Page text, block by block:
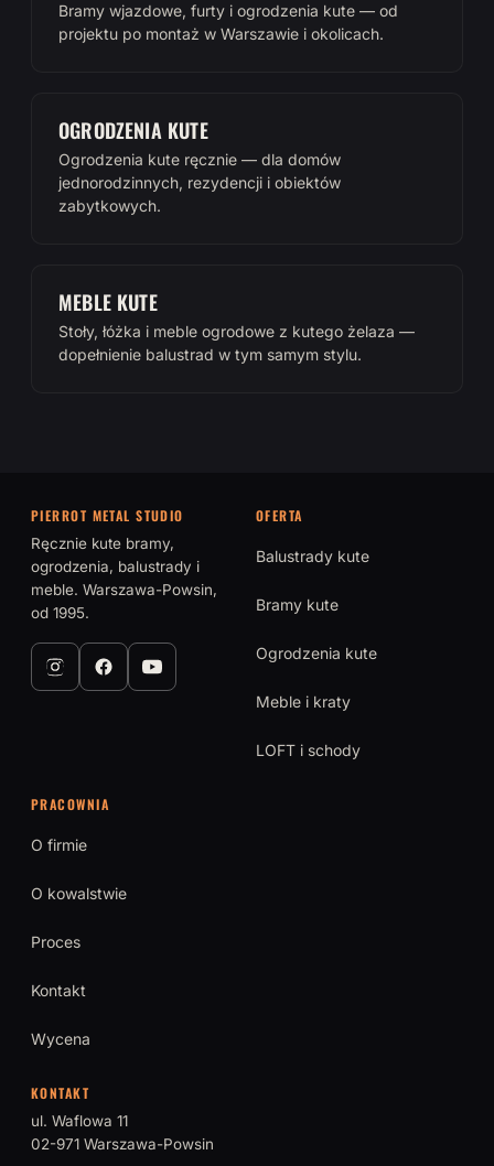
Bramy wjazdowe, furty i ogrodzenia kute — od
projektu po montaż w Warszawie i okolicach.
OGRODZENIA KUTE
Ogrodzenia kute ręcznie — dla domów
jednorodzinnych, rezydencji i obiektów
zabytkowych.
MEBLE KUTE
Stoły, łóżka i meble ogrodowe z kutego żelaza —
dopełnienie balustrad w tym samym stylu.
PIERROT METAL STUDIO
Ręcznie kute bramy,
ogrodzenia, balustrady i
meble. Warszawa-Powsin,
od 1995.
OFERTA
Balustrady kute
Bramy kute
Ogrodzenia kute
Meble i kraty
LOFT i schody
PRACOWNIA
O firmie
O kowalstwie
Proces
Kontakt
Wycena
KONTAKT
ul. Waflowa 11
02-971 Warszawa-Powsin